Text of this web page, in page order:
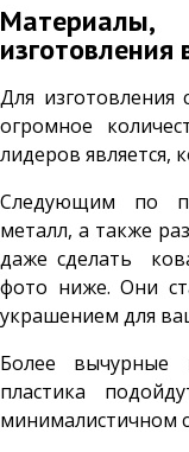
изготовления
Для изготовления
огромное
лидеров является,
Следующим по
металл, а также
даже сделать
фото ниже. Они
украшением для
Более вычурные
пластика
минималистичном